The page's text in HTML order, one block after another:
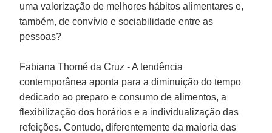
uma valorização de melhores hábitos alimentares e,
também, de convívio e sociabilidade entre as
pessoas?
Fabiana Thomé da Cruz - A tendência
contemporânea aponta para a diminuição do tempo
dedicado ao preparo e consumo de alimentos, a
flexibilização dos horários e a individualização das
refeições. Contudo, diferentemente da maioria das